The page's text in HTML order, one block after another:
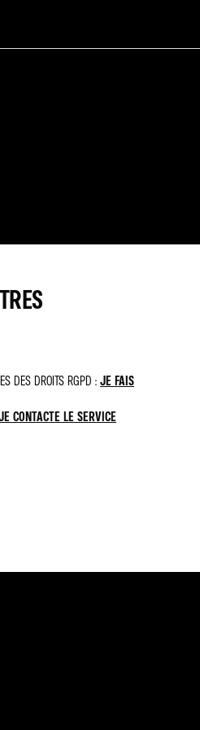
DES DROITS RGPD : JE FAIS
CONTACTE LE SERVICE